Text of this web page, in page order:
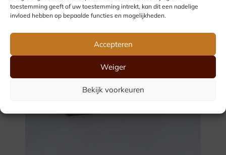
toestemming geeft of uw toestemming intrekt, kan dit een nadelige
invloed hebben op bepaalde functies en mogelijkheden.
Accepteren
Weiger
Bekijk voorkeuren